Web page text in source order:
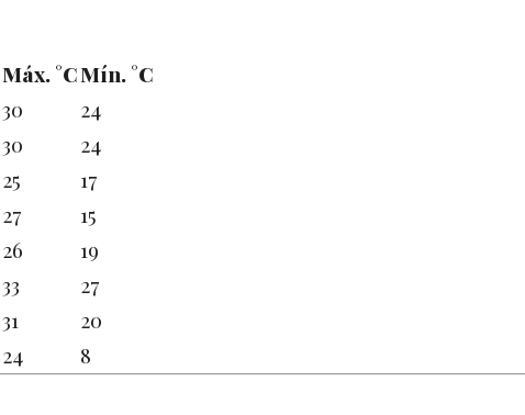
Máx. °CMín. °C
30
24
30
24
25
17
27
15
26
19
33
27
31
20
24 8